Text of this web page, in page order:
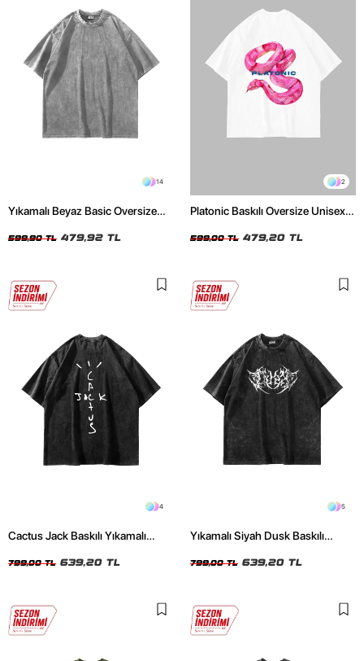
14
Yıkamalı Beyaz Basic Oversize
599,90 TL 479,92 TL
2
Platonic Baskılı Oversize Unisex
599,00 TL 479,20 TL
4
Cactus Jack Baskılı Yıkamalı
799,00 TL 639,20 TL
5
Yıkamalı Siyah Dusk Baskılı
799,00 TL 639,20 TL